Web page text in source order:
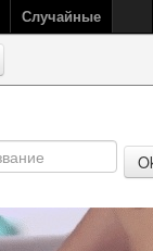
Случайные